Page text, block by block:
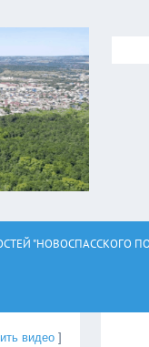
"НОВОСПАССКОГО
видео ]